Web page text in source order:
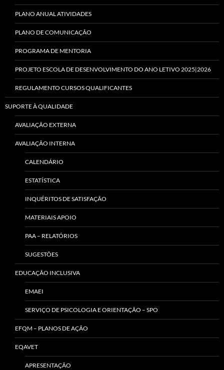
PLANO ANUAL ATIVIDADES
PLANO DE COMUNICAÇÃO
PROGRAMA DE MENTORIA
PROJETO ESCOLA DE DESENVOLVIMENTO DO ANO LETIVO 2025|2026
REGULAMENTO CURSOS QUALIFICANTES
SUPORTE À QUALIDADE
AVALIAÇÃO EXTERNA
AVALIAÇÃO INTERNA
CALENDÁRIO
ESTATÍSTICA
INQUÉRITOS DE SATISFAÇÃO
MATERIAIS APOIO
PAA – RELATÓRIOS
SUGESTÕES
EDUCAÇÃO INCLUSIVA
EMAEI
SERVIÇO DE PSICOLOGIA E ORIENTAÇÃO – SPO
EFQM – PLANOS DE AÇÃO
EQAVET
APRESENTAÇÃO